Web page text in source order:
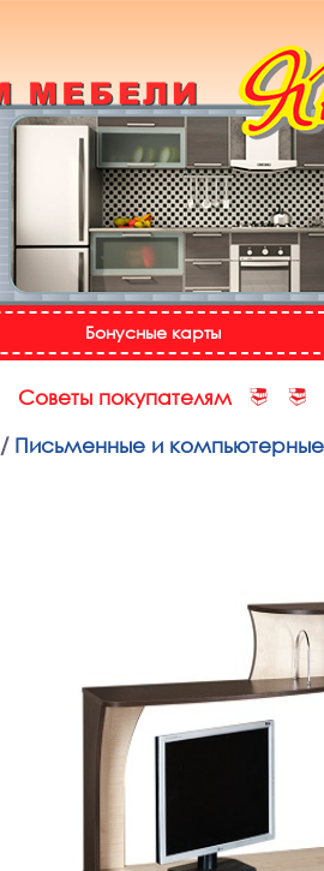
Назад
Бонусные карты
Советы покупателям
/ Письменные и